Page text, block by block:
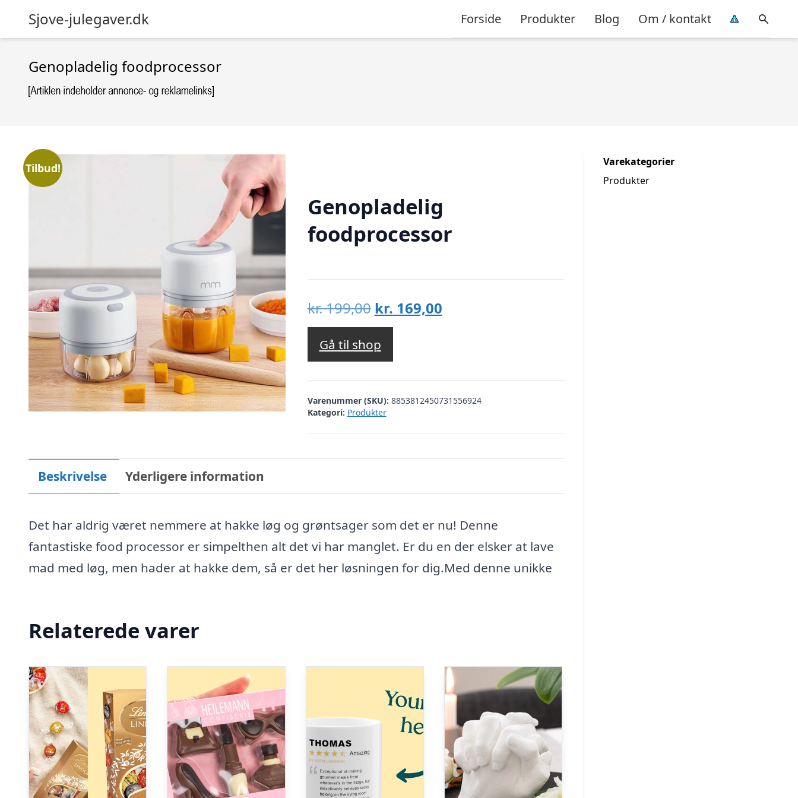
Sjove-julegaver.dk Forside Produkter Blog Om / kontakt
Genopladelig foodprocessor
Tilbud!
Genopladelig
foodprocessor
kr.199,00 Den
oprindelige
pris
var:
kr. 199,00.
kr. 169,00Den
kr. 169,00.
Gå til shop
Varenummer (SKU): 8853812450731556924
Kategori: Produkter
Beskrivelse Yderligere information
Det har aldrig været nemmere at hakke løg og grøntsager som det er nu! Denne
fantastiske food processor er simpelthen alt det vi har manglet. Er du en der elsker at lave
mad med løg, men hader at hakke dem, så er det her løsningen for dig.Med denne unikke
Relaterede varer
Varekategorier
Produkter